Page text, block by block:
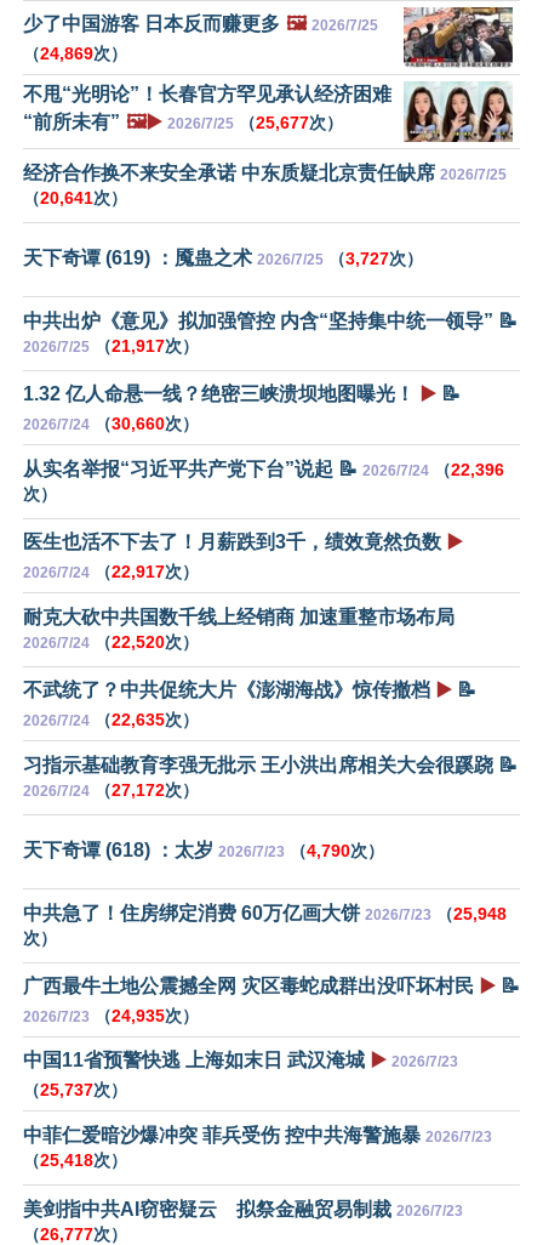
少了中国游客 日本反而赚更多 🖼️ 2026/7/25
（24,869次）
不甩“光明论”！长春官方罕见承认经济困难
“前所未有” 🖼️▶️ 2026/7/25 （25,677次）
经济合作换不来安全承诺 中东质疑北京责任缺席 2026/7/25
（20,641次）
天下奇谭 (619) ：魇蛊之术 2026/7/25 （3,727次）
中共出炉《意见》拟加强管控 内含“坚持集中统一领导” 📝
2026/7/25 （21,917次）
1.32 亿人命悬一线？绝密三峡溃坝地图曝光！ ▶️ 📝
2026/7/24 （30,660次）
从实名举报“习近平共产党下台”说起 📝 2026/7/24 （22,396
次）
医生也活不下去了！月薪跌到3千，绩效竟然负数 ▶️
2026/7/24 （22,917次）
耐克大砍中共国数千线上经销商 加速重整市场布局
2026/7/24 （22,520次）
不武统了？中共促统大片《澎湖海战》惊传撤档 ▶️ 📝
2026/7/24 （22,635次）
习指示基础教育李强无批示 王小洪出席相关大会很蹊跷 📝
2026/7/24 （27,172次）
天下奇谭 (618) ：太岁 2026/7/23 （4,790次）
中共急了！住房绑定消费 60万亿画大饼 2026/7/23 （25,948
次）
广西最牛土地公震撼全网 灾区毒蛇成群出没吓坏村民 ▶️ 📝
2026/7/23 （24,935次）
中国11省预警快逃 上海如末日 武汉淹城 ▶️ 2026/7/23
（25,737次）
中菲仁爱暗沙爆冲突 菲兵受伤 控中共海警施暴 2026/7/23
（25,418次）
美剑指中共AI窃密疑云 拟祭金融贸易制裁 2026/7/23
（26,777次）